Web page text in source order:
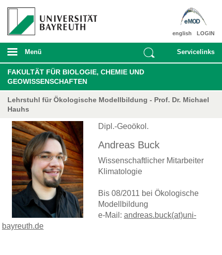
LOGIN
english
Menü Servicelinks
FAKULTÄT FÜR BIOLOGIE, CHEMIE UND
GEOWISSENSCHAFTEN
Lehrstuhl für Ökologische Modellbildung - Prof. Dr. Michael
Hauhs
Dipl.-Geoökol.
Andreas Buck
Wissenschaftlicher Mitarbeiter
Klimatologie
Bis 08/2011 bei Ökologische
Modellbildung
e-Mail: andreas.buck(at)uni-
bayreuth.de